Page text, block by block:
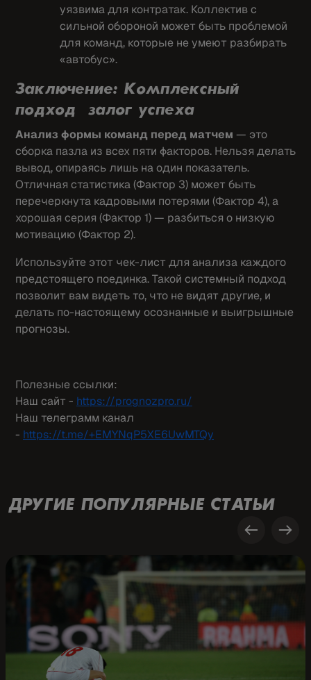
уязвима для контратак. Коллектив с
сильной обороной может быть проблемой
для команд, которые не умеют разбирать
«автобус».
Заключение: Комплексный
подход — залог успеха
Анализ формы команд перед матчем — это
сборка пазла из всех пяти факторов. Нельзя делать
вывод, опираясь лишь на один показатель.
Отличная статистика (Фактор 3) может быть
перечеркнута кадровыми потерями (Фактор 4), а
хорошая серия (Фактор 1) — разбиться о низкую
мотивацию (Фактор 2).
Используйте этот чек-лист для анализа каждого
предстоящего поединка. Такой системный подход
позволит вам видеть то, что не видят другие, и
делать по-настоящему осознанные и выигрышные
прогнозы.
Полезные ссылки:
Наш сайт - https://prognozpro.ru/
Наш телеграмм канал
- https://t.me/+EMYNqP5XE6UwMTQy
ДРУГИЕ ПОПУЛЯРНЫЕ СТАТЬИ